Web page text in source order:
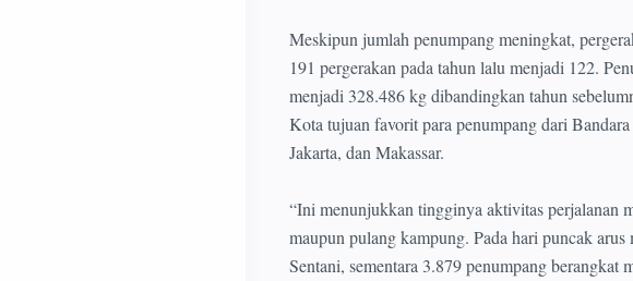
Meskipun jumlah penumpang meningkat,
191 pergerakan pada tahun lalu menjadi 122.
menjadi 328.486 kg dibandingkan tahun
Kota tujuan favorit para penumpang dari
Jakarta, dan Makassar.
“Ini menunjukkan tingginya aktivitas perjalanan
maupun pulang kampung. Pada hari puncak
Sentani, sementara 3.879 penumpang